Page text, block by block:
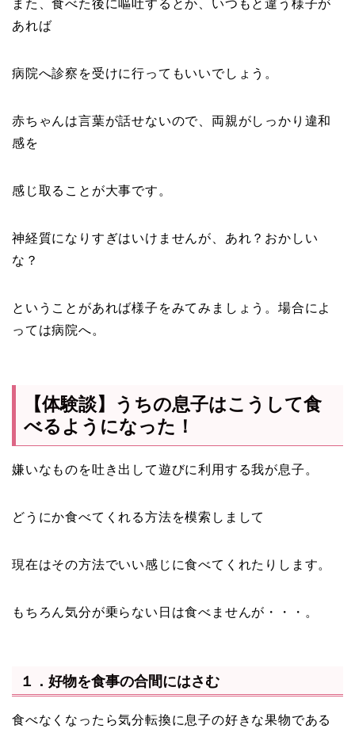
また、食べた後に嘔吐するとか、いつもと違う様子が
あれば
病院へ診察を受けに行ってもいいでしょう。
赤ちゃんは言葉が話せないので、両親がしっかり違和
感を
感じ取ることが大事です。
神経質になりすぎはいけませんが、あれ？おかしい
な？
ということがあれば様子をみてみましょう。場合によ
っては病院へ。
【体験談】うちの息子はこうして食
べるようになった！
嫌いなものを吐き出して遊びに利用する我が息子。
どうにか食べてくれる方法を模索しまして
現在はその方法でいい感じに食べてくれたりします。
もちろん気分が乗らない日は食べませんが・・・。
１．好物を食事の合間にはさむ
食べなくなったら気分転換に息子の好きな果物である